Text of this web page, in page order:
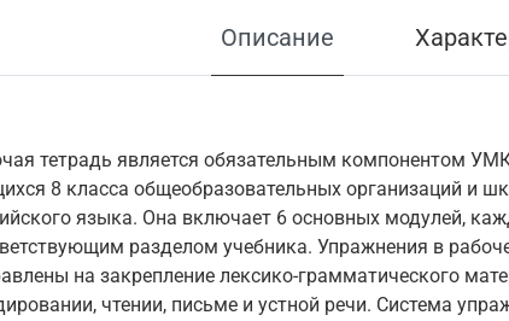
Описание
тетрадь является обязательным компонентом
8 класса общеобразовательных организаций и
языка. Она включает 6 основных модулей,
разделом учебника. Упражнения в
на закрепление лексико-грамматического
чтении, письме и устной речи. Система